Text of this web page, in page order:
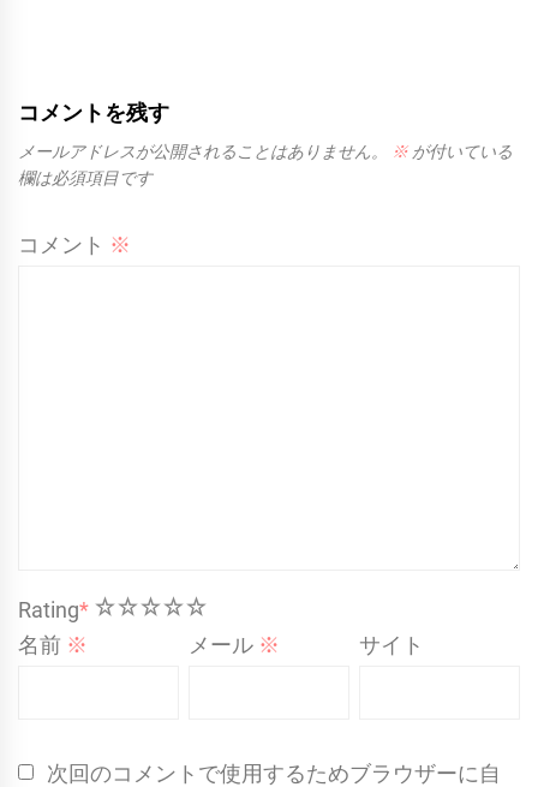
コメントを残す
メールアドレスが公開されることはありません。 ※ が付いている
欄は必須項目です
コメント ※
Rating* 5
4
3
2
1
名前 ※ メール ※ サイト
次回のコメントで使用するためブラウザーに自